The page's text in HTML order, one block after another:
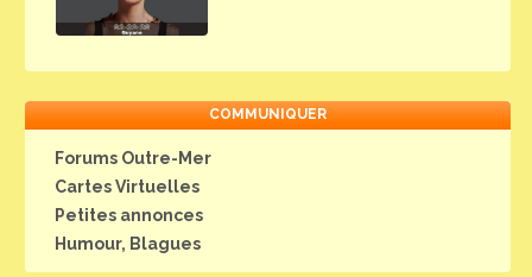
COMMUNIQUER
Forums Outre-Mer
Cartes Virtuelles
Petites annonces
Humour, Blagues